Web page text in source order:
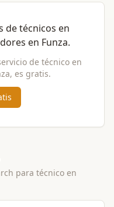
detécnicos en
en Funza.
de técnico en
, es gratis.
para técnico en